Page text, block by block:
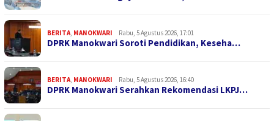
BERITA MANOKWARI Rabu, 5 Agustus 2026, 17:01
DPRK Manokwari Soroti Pendidikan, Keseha…
BERITA MANOKWARI Rabu, 5 Agustus 2026, 16:40
DPRK Manokwari Serahkan Rekomendasi LKPJ…